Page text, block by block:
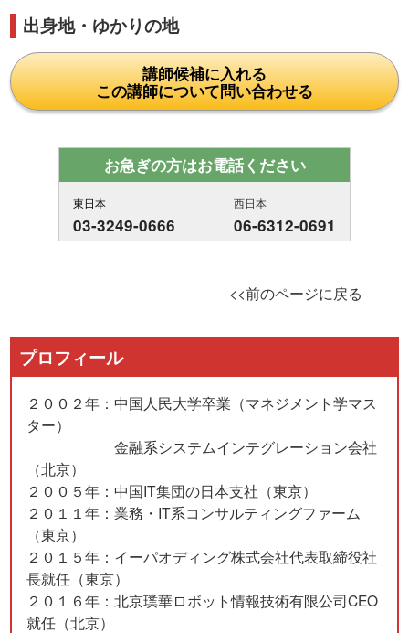
出身地・ゆかりの地
講師候補に入れる
この講師について問い合わせる
お急ぎの方はお電話ください
東日本
03-3249-0666
西日本
06-6312-0691
<<前のページに戻る
プロフィール
２００２年：中国人民大学卒業（マネジメント学マス
ター）
金融系システムインテグレーション会社
（北京）
２００５年：中国IT集団の日本支社（東京）
２０１１年：業務・IT系コンサルティングファーム
（東京）
２０１５年：イーパオディング株式会社代表取締役社
長就任（東京）
２０１６年：北京璞華ロボット情報技術有限公司CEO
就任（北京）